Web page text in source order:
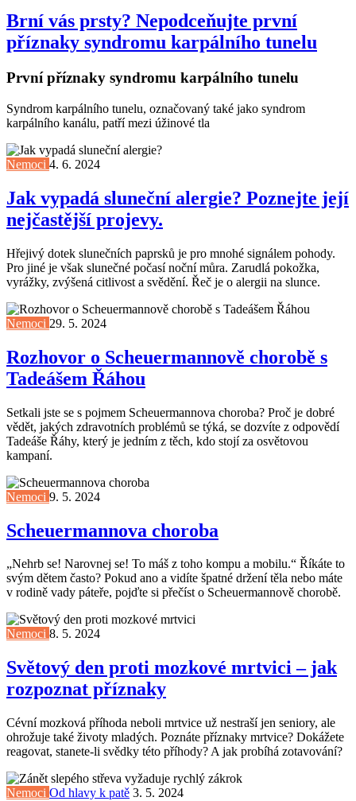
Brní vás prsty? Nepodceňujte první
příznaky syndromu karpálního tunelu
První příznaky syndromu karpálního tunelu
Syndrom karpálního tunelu, označovaný také jako syndrom
karpálního kanálu, patří mezi úžinové tla
Nemoci 4. 6. 2024
Jak vypadá sluneční alergie? Poznejte její
nejčastější projevy.
Hřejivý dotek slunečních paprsků je pro mnohé signálem pohody.
Pro jiné je však slunečné počasí noční můra. Zarudlá pokožka,
vyrážky, zvýšená citlivost a svědění. Řeč je o alergii na slunce.
Nemoci 29. 5. 2024
Rozhovor o Scheuermannově chorobě s
Tadeášem Řáhou
Setkali jste se s pojmem Scheuermannova choroba? Proč je dobré
vědět, jakých zdravotních problémů se týká, se dozvíte z odpovědí
Tadeáše Řáhy, který je jedním z těch, kdo stojí za osvětovou
kampaní.
Nemoci 9. 5. 2024
Scheuermannova choroba
„Nehrb se! Narovnej se! To máš z toho kompu a mobilu.“ Říkáte to
svým dětem často? Pokud ano a vidíte špatné držení těla nebo máte
v rodině vady páteře, pojďte si přečíst o Scheuermannově chorobě.
Nemoci 8. 5. 2024
Světový den proti mozkové mrtvici – jak
rozpoznat příznaky
Cévní mozková příhoda neboli mrtvice už nestraší jen seniory, ale
ohrožuje také životy mladých. Poznáte příznaky mrtvice? Dokážete
reagovat, stanete-li svědky této příhody? A jak probíhá zotavování?
Nemoci Od hlavy k patě 3. 5. 2024